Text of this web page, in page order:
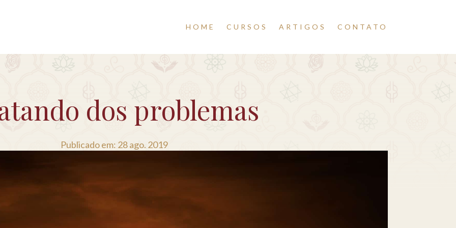
HOME CURSOS ARTIGOS CONTATO
dos problemas
Publicado em: 28 ago. 2019